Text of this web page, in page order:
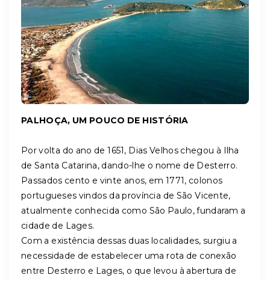
PALHOÇA, UM POUCO DE HISTÓRIA
Por volta do ano de 1651, Dias Velhos chegou à Ilha
de Santa Catarina, dando-lhe o nome de Desterro.
Passados cento e vinte anos, em 1771, colonos
portugueses vindos da província de São Vicente,
atualmente conhecida como São Paulo, fundaram a
cidade de Lages.
Com a existência dessas duas localidades, surgiu a
necessidade de estabelecer uma rota de conexão
entre Desterro e Lages, o que levou à abertura de